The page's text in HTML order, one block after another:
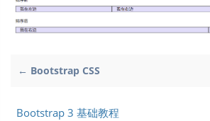
← Bootstrap CSS
Bootstrap 3 基础教程